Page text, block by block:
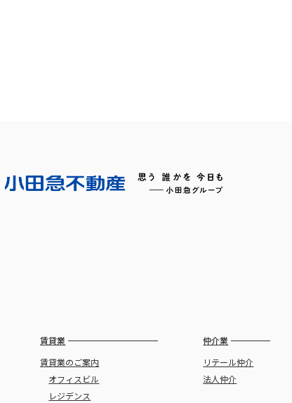
賃貸業
賃貸業のご案内
オフィスビル
レジデンス
仲介業
リテール仲介
法人仲介